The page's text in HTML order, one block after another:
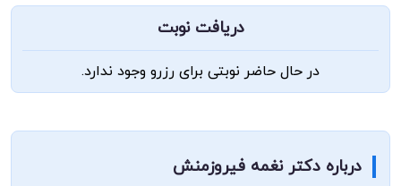
دریافت نوبت
در حال حاضر نوبتی برای رزرو وجود ندارد.
درباره دکتر نغمه فیروزمنش